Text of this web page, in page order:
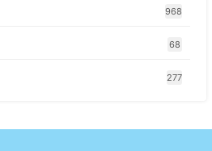
968
68
277